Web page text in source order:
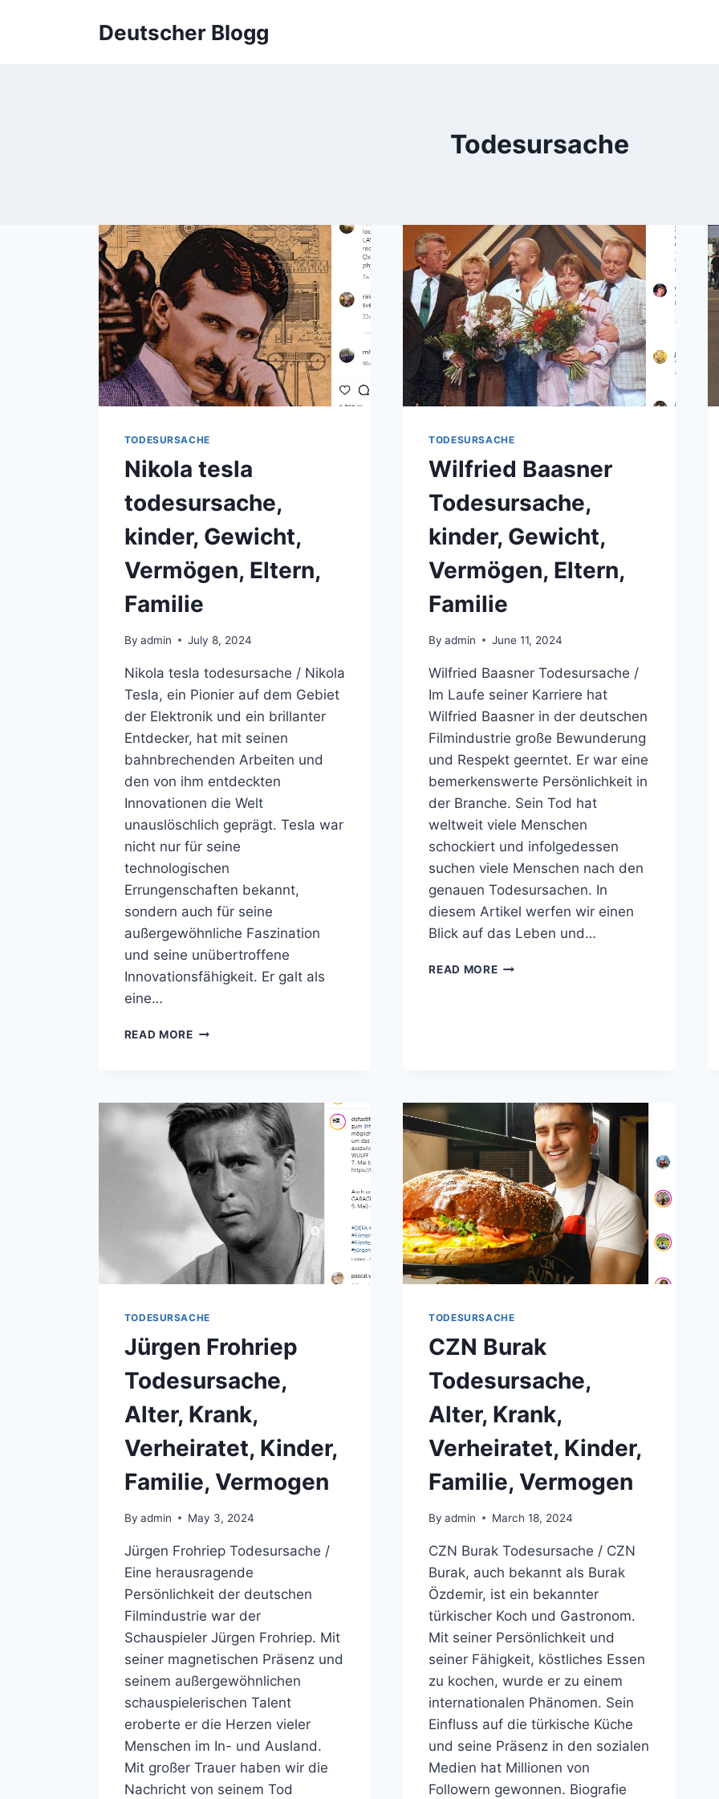
Deutscher Blogg
Todesursache
TODESURSACHE
Nikola tesla
todesursache,
kinder, Gewicht,
Vermögen, Eltern,
Familie
By admin July 8, 2024
Nikola tesla todesursache / Nikola
Tesla, ein Pionier auf dem Gebiet
der Elektronik und ein brillanter
Entdecker, hat mit seinen
bahnbrechenden Arbeiten und
den von ihm entdeckten
Innovationen die Welt
unauslöschlich geprägt. Tesla war
nicht nur für seine
technologischen
Errungenschaften bekannt,
sondern auch für seine
außergewöhnliche Faszination
und seine unübertroffene
Innovationsfähigkeit. Er galt als
eine…
READ MORENIKOLA
VERMÖGEN,
ELTERN,
FAMILIE
TODESURSACHE
Wilfried Baasner
Todesursache,
kinder, Gewicht,
Vermögen, Eltern,
Familie
By admin June 11, 2024
Wilfried Baasner Todesursache /
Im Laufe seiner Karriere hat
Wilfried Baasner in der deutschen
Filmindustrie große Bewunderung
und Respekt geerntet. Er war eine
bemerkenswerte Persönlichkeit in
der Branche. Sein Tod hat
weltweit viele Menschen
schockiert und infolgedessen
suchen viele Menschen nach den
genauen Todesursachen. In
diesem Artikel werfen wir einen
Blick auf das Leben und…
READ MOREWILFRIED
TODESURSACHE
Jürgen Frohriep
Todesursache,
Alter, Krank,
Verheiratet, Kinder,
Familie, Vermogen
By admin May 3, 2024
Jürgen Frohriep Todesursache /
Eine herausragende
Persönlichkeit der deutschen
Filmindustrie war der
Schauspieler Jürgen Frohriep. Mit
seiner magnetischen Präsenz und
seinem außergewöhnlichen
schauspielerischen Talent
eroberte er die Herzen vieler
Menschen im In- und Ausland.
Mit großer Trauer haben wir die
Nachricht von seinem Tod
TODESURSACHE
CZN Burak
Todesursache,
Alter, Krank,
Verheiratet, Kinder,
Familie, Vermogen
By admin March 18, 2024
CZN Burak Todesursache / CZN
Burak, auch bekannt als Burak
Özdemir, ist ein bekannter
türkischer Koch und Gastronom.
Mit seiner Persönlichkeit und
seiner Fähigkeit, köstliches Essen
zu kochen, wurde er zu einem
internationalen Phänomen. Sein
Einfluss auf die türkische Küche
und seine Präsenz in den sozialen
Medien hat Millionen von
Followern gewonnen. Biografie